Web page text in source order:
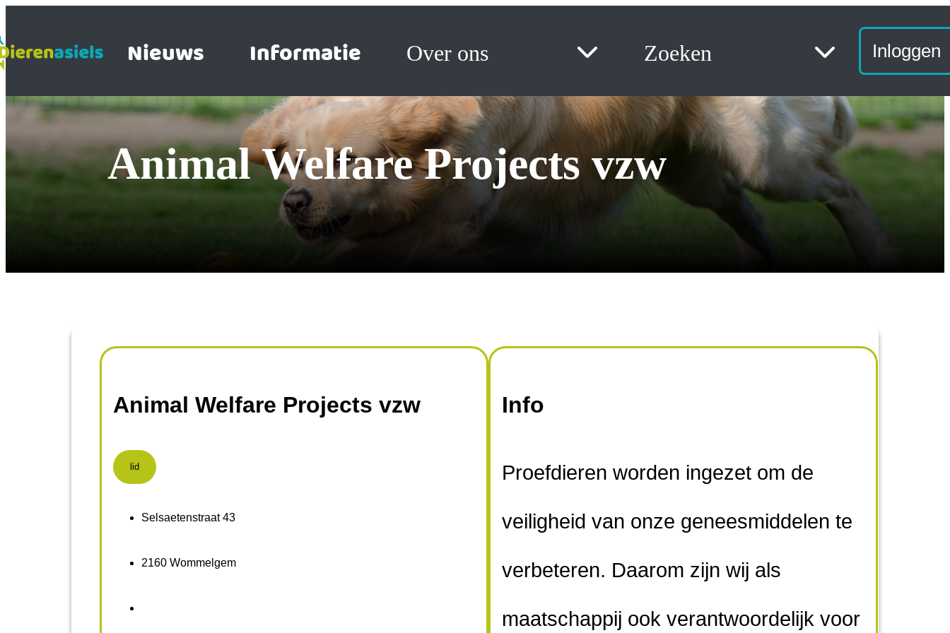
Nieuws Informatie Over ons Zoeken Inloggen
Animal Welfare Projects vzw
Animal Welfare Projects vzw
lid
Selsaetenstraat 43
2160 Wommelgem
Info
Proefdieren worden ingezet om de
veiligheid van onze geneesmiddelen te
verbeteren. Daarom zijn wij als
maatschappij ook verantwoordelijk voor